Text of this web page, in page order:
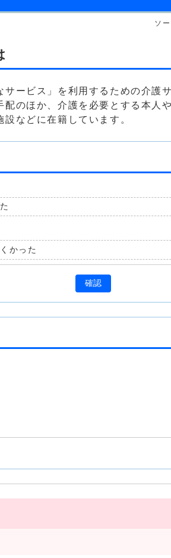
ソ
ービス」を利用するための介護
のほか、介護を必要とする本人
などに在籍しています。
かった
確認